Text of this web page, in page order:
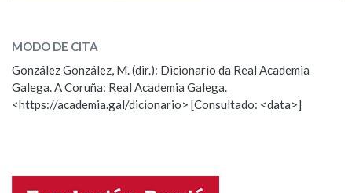
Nos exemplos
Na fraseoloxía
OUTRAS OPCIÓNS DE BUSCA
ESCOLLE UNHA OPCIÓN:
Observación Hai un erro na palabra
Propoño mellorar a definición
MODO DE CITA
González González, M. (dir.): Dicionario da Real Academia
Galega. A Coruña: Real Academia Galega.
<https://academia.gal/dicionario> [Consultado: <data>]